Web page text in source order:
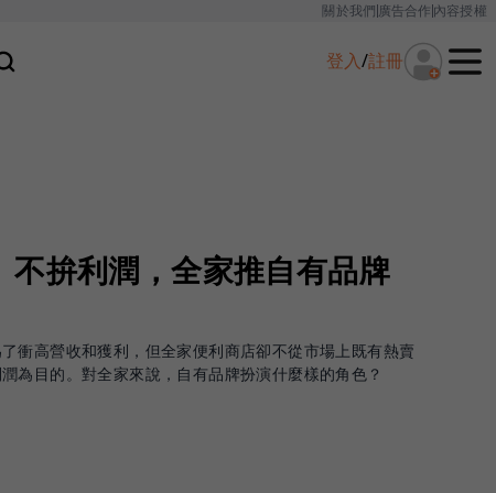
關於我們廣告合作內容授權
登入/註冊
不拚利潤，全家推自有品牌
衝高營收和獲利，但全家便利商店卻不從市場上既有熱賣
為目的。對全家來說，自有品牌扮演什麼樣的角色？